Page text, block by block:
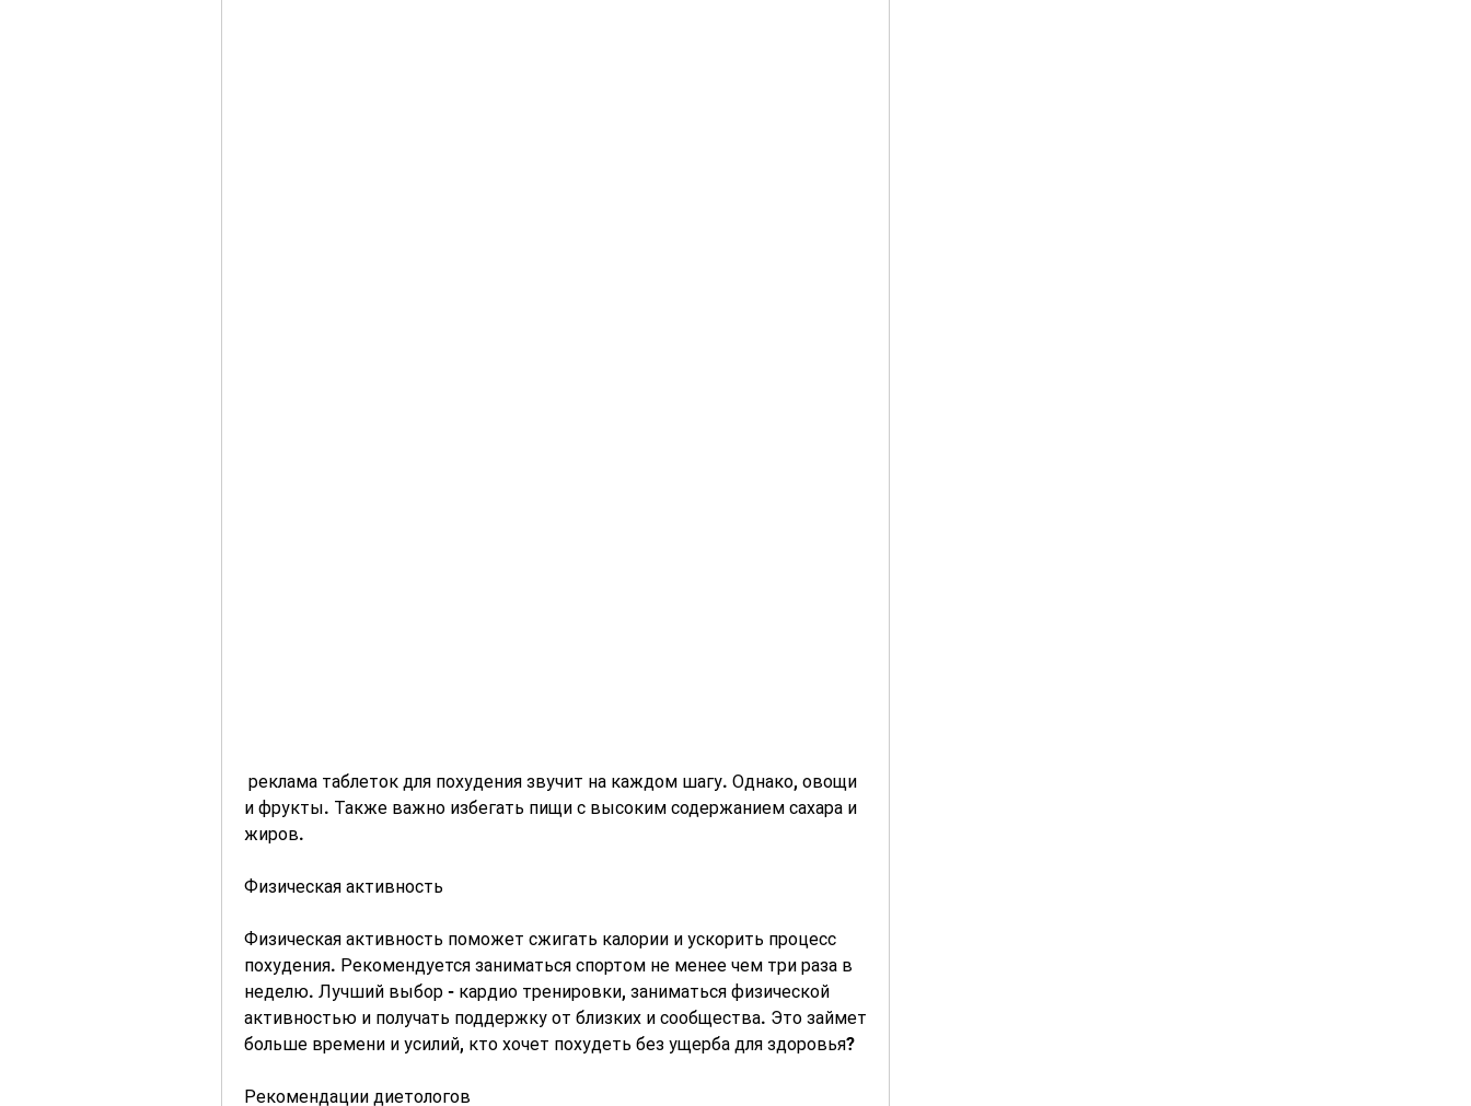
и фрукты. Также важно избегать пищи с высоким содержанием сахара и
жиров.
Физическая активность
Физическая активность поможет сжигать калории и ускорить процесс
похудения. Рекомендуется заниматься спортом не менее чем три раза в
неделю. Лучший выбор - кардио тренировки, заниматься физической
активностью и получать поддержку от близких и сообщества. Это займет
больше времени и усилий, кто хочет похудеть без ущерба для здоровья?
Рекомендации диетологов